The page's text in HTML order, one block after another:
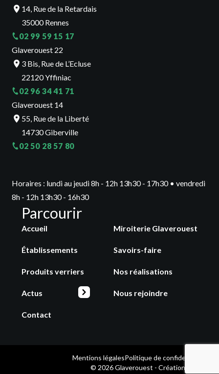
14, Rue de la Retardais
35000 Rennes
02 99 59 15 17
Glaverouest 22
3 Bis, Rue de L’Ecluse
22120 Yffiniac
02 96 34 41 71
Glaverouest 14
55, Rue de la Liberté
14730 Giberville
02 50 28 57 80
Horaires : lundi au jeudi 8h - 12h 13h30 - 17h30 • vendredi
8h - 12h 13h30 - 16h30
Parcourir
Accueil Miroiterie Glaverouest
Établissements Savoirs-faire
Produits verriers Nos réalisations
Actus Nous rejoindre
Contact
Mentions légalesPolitique de confidentialité
© 2026 Glaverouest - Création